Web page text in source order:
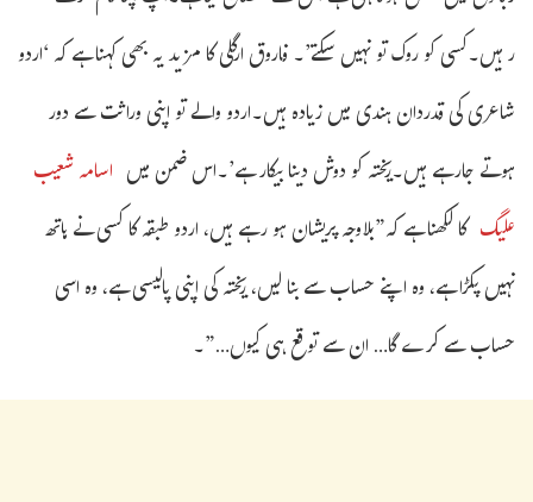
رہیں۔کسی کو روک تو نہیں سکتے’۔ فاروق ارگلی کا مزید یہ بھی کہنا ہے کہ ‘اردو
شاعری کی قدردان ہندی میں زیادہ ہیں۔اردو والے تو اپنی وراثت سے دور
ہوتے جارہے ہیں۔ریختہ کو دوش دینا بیکار ہے’۔اس ضمن میں اسامہ شعیب
علیگکا لکھنا ہے کہ”بلاوجہ پریشان ہو رہے ہیں، اردو طبقہ کا کسی نے ہاتھ
نہیں پکڑا ہے، وہ اپنے حساب سے بنا لیں، ریختہ کی اپنی پالیسی ہے، وہ اسی
حساب سے کرے گا… ان سے توقع ہی کیوں…”۔